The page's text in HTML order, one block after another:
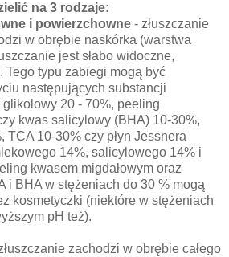
na 3 rodzaje:
i powierzchowne - złuszczanie
w obrębie naskórka (warstwa
jest słabo widoczne,
Tego typu zabiegi mogą być
następujących substancji
glikolowy 20 - 70%, peeling
kwas salicylowy (BHA) 10-30%,
TCA 10-30% czy płyn Jessnera
14%, salicylowego 14% i
kwasem migdałowym oraz
i BHA w stężeniach do 30 % mogą
kosmetyczki (niektóre w stężeniach
pH też).
zachodzi w obrębie całego